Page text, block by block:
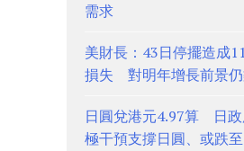
需求
美財長：43日停擺造成
損失 對明年增長前景
日圓兌港元4.97算 日
極干預支撐日圓、或跌